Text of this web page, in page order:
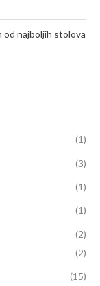
od najboljih stolova
(1)
(3)
(1)
(1)
(2)
(2)
(15)